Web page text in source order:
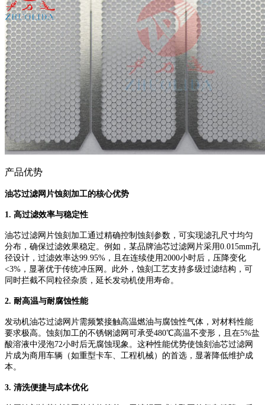
产品优势
油芯过滤网片蚀刻加工的核心优势
1. 高过滤效率与稳定性
油芯过滤网片蚀刻加工通过精确控制蚀刻参数，可实现滤孔尺寸均匀
分布，确保过滤效果稳定。例如，某品牌油芯过滤网片采用0.015mm孔
径设计，过滤效率达99.95%，且在连续使用2000小时后，压降变化
<3%，显著优于传统冲压网。此外，蚀刻工艺支持多级过滤结构，可
同时拦截不同粒径杂质，延长发动机使用寿命。
2. 耐高温与耐腐蚀性能
发动机油芯过滤网片需频繁接触高温燃油与腐蚀性气体，对材料性能
要求极高。蚀刻加工的不锈钢滤网可承受480℃高温不变形，且在5%盐
酸溶液中浸泡72小时后无腐蚀现象。这种性能优势使蚀刻油芯过滤网
片成为商用车辆（如重型卡车、工程机械）的首选，显著降低维护成
本。
3. 清洗便捷与成本优化